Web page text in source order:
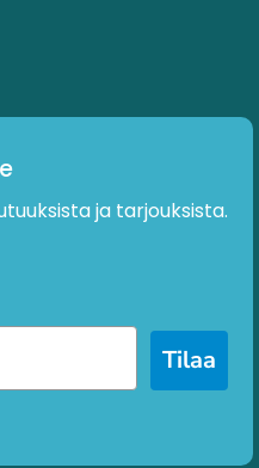
ja tarjouksista.
Tilaa